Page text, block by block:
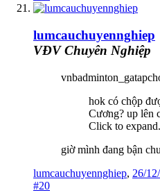
lumcauchuyennghiep
VĐV Chuyên Nghiệp
hok có chộp
Cương? up lên
Click to
giờ mình đang bận
lumcauchuyennghiep, 26/
#20